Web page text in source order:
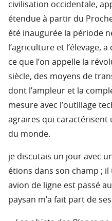
civilisation occidentale,
étendue à partir du
été inaugurée la période
l’agriculture et l’élevage,
ce que l’on appelle la
siècle, des moyens de
dont l’ampleur et la
mesure avec l’outillage
agraires qui caractérisent
du monde.
je discutais un jour avec
étions dans son champ ;
avion de ligne est passé
paysan m’a fait part de